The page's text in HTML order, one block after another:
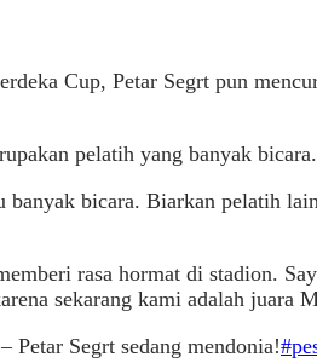
Cup, Petar Segrt pun
pelatih yang banyak
bicara. Biarkan pelatih
rasa hormat di stadion.
sekarang kami adalah juara
Segrt sedang mendonia!